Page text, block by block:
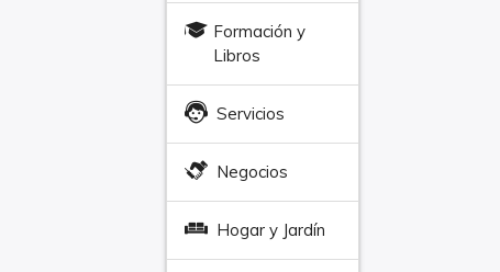
Formación y
Libros
Servicios
Negocios
Hogar y Jardín